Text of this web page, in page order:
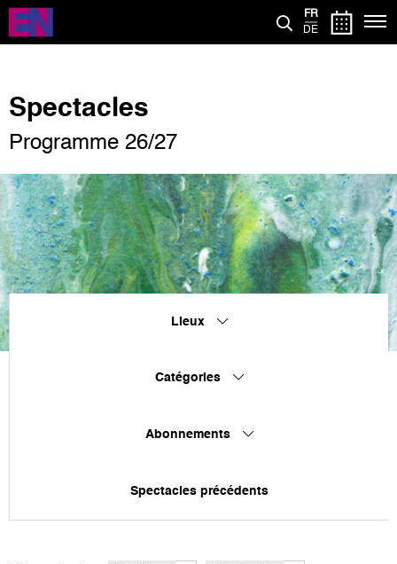
Aller
contenu
FR
DE
Spectacles
Programme 26/27
Lieux
Catégories
Abonnements
Spectacles précédents